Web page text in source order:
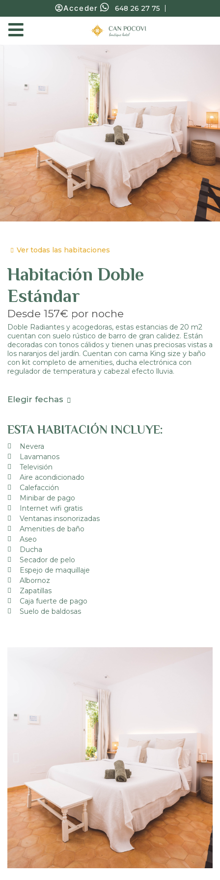
Acceder 648 26 27 75
Ver todas las habitaciones
Habitación Doble
Estándar
Desde 157€ por noche
Doble Radiantes y acogedoras, estas estancias de 20 m2
cuentan con suelo rústico de barro de gran calidez. Están
decoradas con tonos cálidos y tienen unas preciosas vistas a
los naranjos del jardín. Cuentan con cama King size y baño
con kit completo de amenities, ducha electrónica con
regulador de temperatura y cabezal efecto lluvia.
Elegir fechas
ESTA HABITACIÓN INCLUYE:
Nevera
Lavamanos
Televisión
Aire acondicionado
Calefacción
Minibar de pago
Internet wifi gratis
Ventanas insonorizadas
Amenities de baño
Aseo
Ducha
Secador de pelo
Espejo de maquillaje
Albornoz
Zapatillas
Caja fuerte de pago
Suelo de baldosas